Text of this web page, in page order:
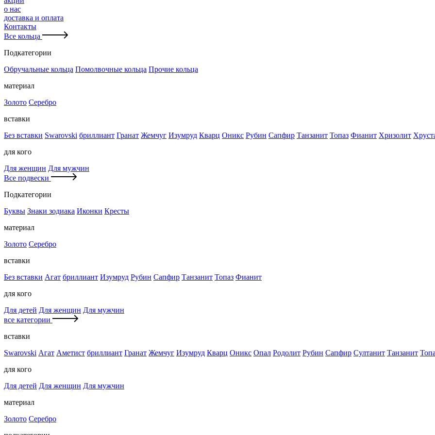
о нас
доставка и оплата
Контакты
Все кольца
Подкатегории
Обручальные кольца Помолвочные кольца Прочие кольца
материал
Золото Серебро
вставки
Без вставки Swarovski бриллиант Гранат Жемчуг Изумруд Кварц Оникс Рубин Сапфир Танзанит Топаз Фианит Хризолит
для кого
Для женщин Для мужчин
Все подвески
Подкатегории
Буквы Знаки зодиака Иконки Кресты
материал
Золото Серебро
вставки
Без вставки Агат бриллиант Изумруд Рубин Сапфир Танзанит Топаз Фианит
для кого
Для детей Для женщин Для мужчин
все категории
вставки
Swarovski Агат Аметист бриллиант Гранат Жемчуг Изумруд Кварц Оникс Опал Родолит Рубин Сапфир Султанит Танзанит
для кого
Для детей Для женщин Для мужчин
материал
Золото Серебро